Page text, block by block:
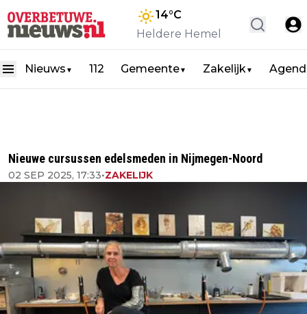
14°C
Heldere Hemel
Nieuws ▼ 112 Gemeente▼ Zakelijk▼
Nieuwe cursussen edelsmeden in Nijmegen-Noord
02 SEP 2025, 17:33•ZAKELIJK